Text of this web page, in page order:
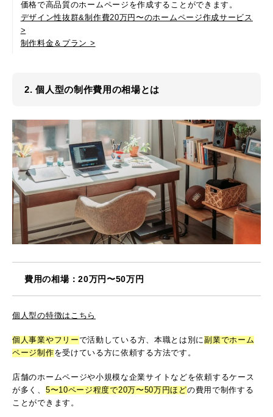
価格で高品質のホームページを作成することができます。
デザイン性抜群&制作費20万円〜のホームページ作成サービス
>
制作料金＆プラン >
2. 個人型の制作費用の相場とは
費用の相場：20万円〜50万円
個人型の特徴はこちら
個人事業やフリーで活動している方、本職とは別に副業でホーム
ページ制作を受けている方に依頼する方法です。
店舗のホームページや小規模な企業サイトなどを依頼するケース
が多く、 5〜10ページ程度で20万〜50万円ほどの費用で制作する
ことができます。